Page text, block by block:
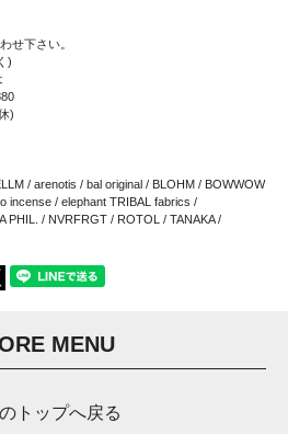
せ下さい。
)
)
/ arenotis / bal original / BLOHM / BOWWOW
incense / elephant TRIBAL fabrics /
PHIL. / NVRFRGT / ROTOL / TANAKA /
MENU
トップへ戻る